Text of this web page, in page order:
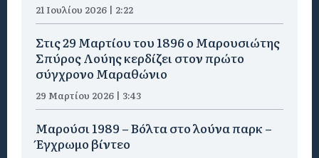
21 Ιουλίου 2026 | 2:22
Στις 29 Μαρτίου του 1896 ο Μαρουσιώτης
Σπύρος Λούης κερδίζει στον πρώτο
σύγχρονο Μαραθώνιο
29 Μαρτίου 2026 | 3:43
Μαρούσι 1989 – Βόλτα στο λούνα παρκ –
Έγχρωμο βίντεο